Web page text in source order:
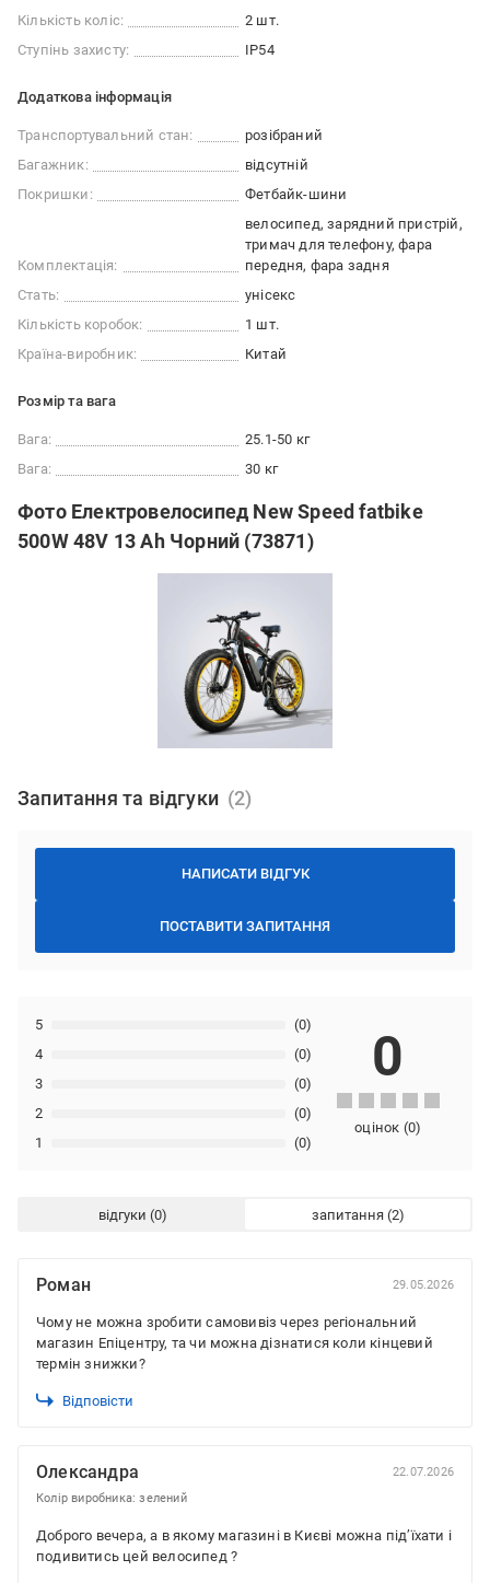
Кількість коліс:
2 шт.
Ступінь захисту:
IP54
Додаткова інформація
Транспортувальний стан:
розібраний
Багажник:
відсутній
Покришки:
Фетбайк-шини
Комплектація:
велосипед, зарядний пристрій,
тримач для телефону, фара
передня, фара задня
Стать:
унісекс
Кількість коробок:
1 шт.
Країна-виробник:
Китай
Розмір та вага
Вага:
25.1-50 кг
Вага:
30 кг
Фото Електровелосипед New Speed fatbike
500W 48V 13 Ah Чорний (73871)
Запитання та відгуки
НАПИСАТИ ВІДГУК
ПОСТАВИТИ ЗАПИТАННЯ
1 (0)
2 (0)
3 (0)
4 (0)
5 (0)
0
оцінок (0)
відгуки запитання
Роман 29.05.2026
Чому не можна зробити самовивіз через регіональний
магазин Епіцентру, та чи можна дізнатися коли кінцевий
термін знижки?
Відповісти
Олександра
22.07.2026
Колір виробника: зелений
Доброго вечера, а в якому магазині в Києві можна під’їхати і
подивитись цей велосипед ?